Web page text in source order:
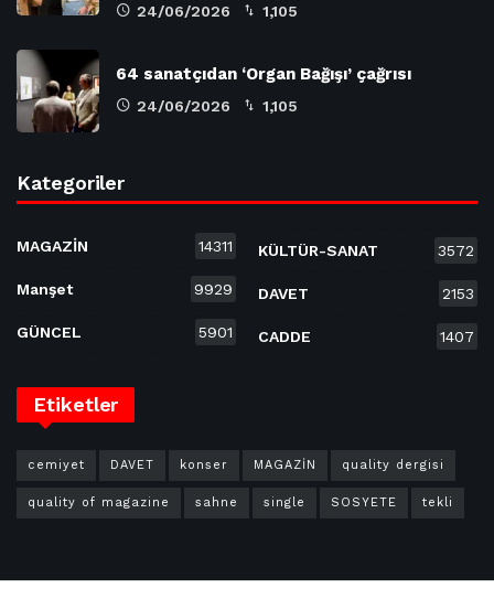
24/06/2026 1,105
64 sanatçıdan ‘Organ Bağışı’ çağrısı
24/06/2026 1,105
Kategoriler
MAGAZİN 14311
Manşet 9929
GÜNCEL 5901
KÜLTÜR-SANAT 3572
DAVET 2153
CADDE 1407
Etiketler
cemiyet DAVET konser MAGAZİN quality dergisi
quality of magazine sahne single SOSYETE tekli